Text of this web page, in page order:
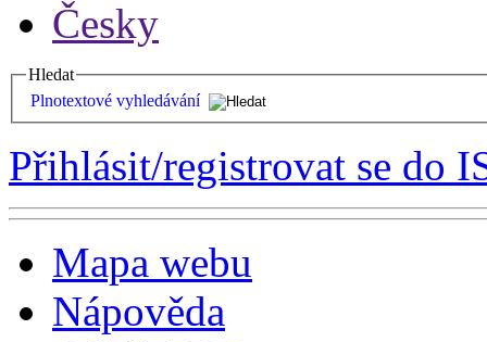
Česky
Hledat
Plnotextové vyhledávání
Přihlásit/registrovat se do
Mapa webu
Nápověda